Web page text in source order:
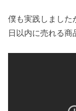
僕も実践しました
日以内に売れる商